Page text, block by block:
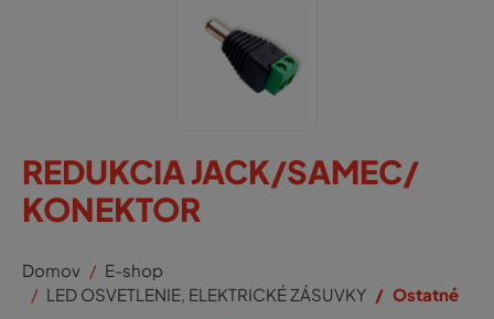
REDUKCIA JACK/SAMEC/
KONEKTOR
Domov
E-shop
LED OSVETLENIE, ELEKTRICKÉ ZÁSUVKY
Ostatné